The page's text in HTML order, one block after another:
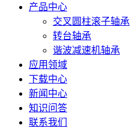
产品中心
交叉圆柱滚子轴承
转台轴承
谐波减速机轴承
应用领域
下载中心
新闻中心
知识问答
联系我们